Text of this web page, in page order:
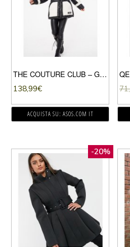
THE COUTURE CLUB – GIACCA IMBOTTITA NERA CON PANNELLI IN MONTONE A CONTRASTO E CINTURA-MULTICOLORE
138,99€
ACQUISTA SU: ASOS.COM IT
-20%